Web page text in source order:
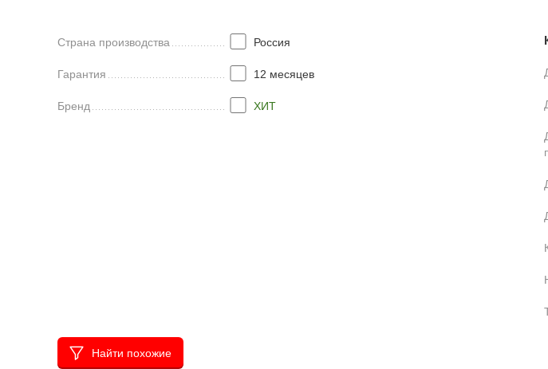
Страна производства Россия
Гарантия 12 месяцев
Бренд ХИТ
Найти похожие